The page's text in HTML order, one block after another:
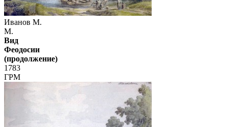
Иванов М.
М.
Вид
Феодосии
(продолжение)
1783
ГРМ